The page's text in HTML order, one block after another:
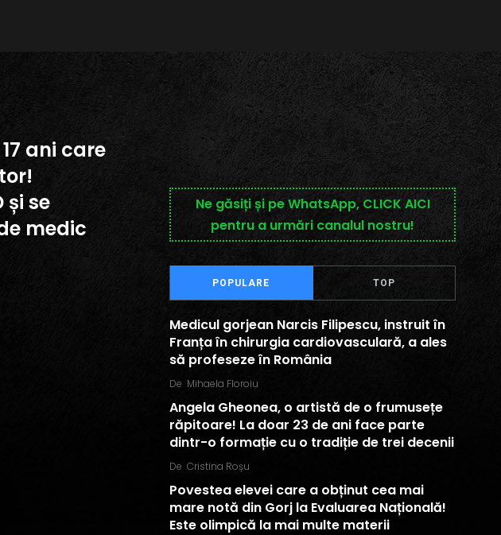
ani care
și se
medic
Ne găsiți și pe WhatsApp, CLICK AICI
pentru a urmări canalul nostru!
POPULARE TOP
Medicul gorjean Narcis Filipescu, instruit în
Franța în chirurgia cardiovasculară, a ales
să profeseze în România
De Mihaela Floroiu
Angela Gheonea, o artistă de o frumusețe
răpitoare! La doar 23 de ani face parte
dintr-o formație cu o tradiție de trei decenii
De Cristina Roșu
Povestea elevei care a obținut cea mai
mare notă din Gorj la Evaluarea Națională!
Este olimpică la mai multe materii